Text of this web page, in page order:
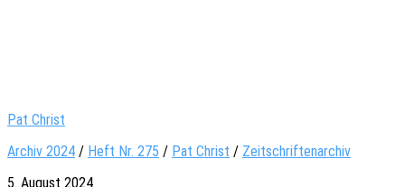
Pat Christ
Archiv 2024 / Heft Nr. 275 / Pat Christ / Zeitschriftenarchiv
5. August 2024